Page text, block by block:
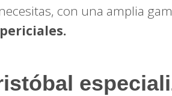
con una amplia